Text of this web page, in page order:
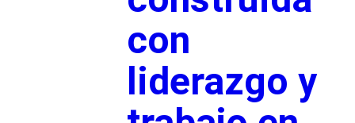
con
liderazgo y